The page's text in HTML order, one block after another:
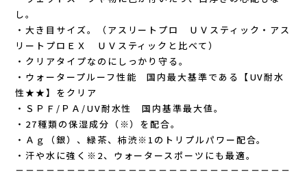
Lithe Apparel（ライテ アパレル）
MARSQUEST(マーズクエスト)
MERRELL(メレル)
し。
・大き目サイズ。（アスリートプロ ＵＶスティック・アス
リートプロＥＸ ＵＶスティックと比べて）
・クリアタイプなのにしっかり守る。
・ウォータープルーフ性能 国内最大基準である【UV耐水
性★★】をクリア
・ＳＰＦ/ＰＡ/UV耐水性 国内基準最大値。
・27種類の保湿成分（※）を配合。
・Ａｇ（銀）、緑茶、柿渋※1のトリプルパワー配合。
・汗や水に強く※2、ウォータースポーツにも最適。